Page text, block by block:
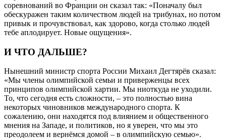
соревнований во Франции он сказал так: «Поначалу был
обескуражен таким количеством людей на трибунах, но потом
привык и прочувствовал, как здорово, когда столько людей
тебе аплодирует. Новые ощущения».
И ЧТО ДАЛЬШЕ?
Нынешний министр спорта России Михаил Дегтярёв сказал:
«Мы члены олимпийской семьи и приверженцы всех
принципов олимпийской хартии. Мы ниоткуда не уходили.
То, что сегодня есть сложности, – это полностью вина
некоторых чиновников международного спорта. К
сожалению, они находятся под влиянием и общественного
мнения на Западе, и политиков, но я уверен, что мы это
преодолеем и вернёмся домой – в олимпийскую семью».